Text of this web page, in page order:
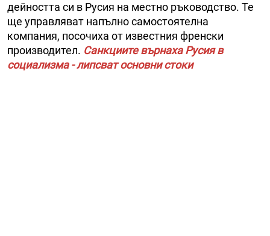
дейността си в Русия на местно ръководство. Те
ще управляват напълно самостоятелна
компания, посочиха от известния френски
производител. Санкциите върнаха Русия в
социализма - липсват основни стоки